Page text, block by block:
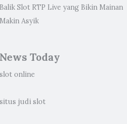
Balik Slot RTP Live yang Bikin Mainan
Makin Asyik
News Today
slot online
situs judi slot